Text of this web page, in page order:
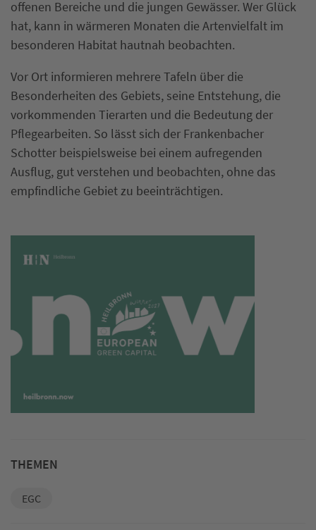
offenen Bereiche und die jungen Gewässer. Wer Glück
hat, kann in wärmeren Monaten die Artenvielfalt im
besonderen Habitat hautnah beobachten.
Vor Ort informieren mehrere Tafeln über die
Besonderheiten des Gebiets, seine Entstehung, die
vorkommenden Tierarten und die Bedeutung der
Pflegearbeiten. So lässt sich der Frankenbacher
Schotter beispielsweise bei einem aufregenden
Ausflug, gut verstehen und beobachten, ohne das
empfindliche Gebiet zu beeinträchtigen.
THEMEN
EGC